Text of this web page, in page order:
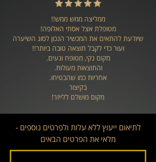
ממליצה ממש ממש!!
מטופלת אצל אסתי האלופה!
שיודעת להתאים את המכשיר הנכון לסוג השיערה
ועור כדי לקבל תוצאה טובה ביותר!!
מקום נקי, מטופח ונעים.
והתוצאות מעולות.
אחריות כמו שהבטיחו.
בקיצור
מקום מושלם ללייזר!
לתיאום ייעוץ ללא עלות ולפרטים נוספים -
מלאי את הפרטים הבאים